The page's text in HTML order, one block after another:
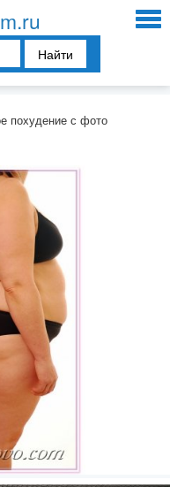
Найти
похудение с фото